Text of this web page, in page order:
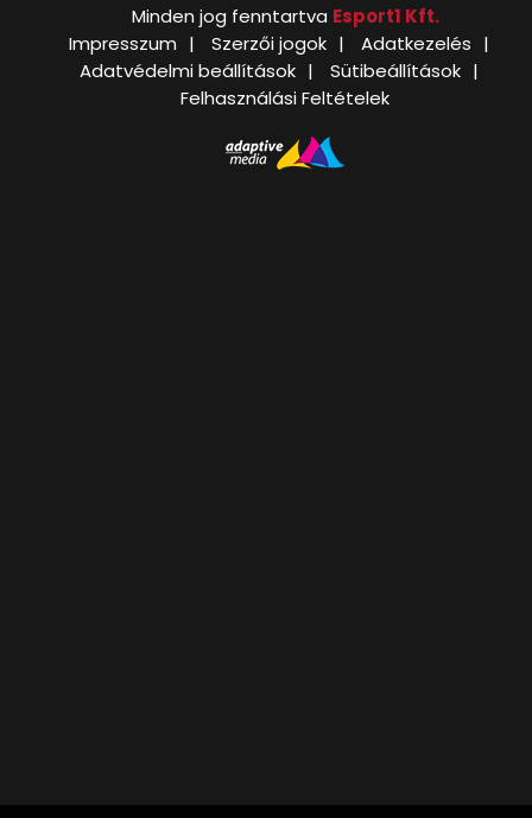
Minden jog fenntartva Esport1 Kft.
Impresszum
Szerzői jogok
Adatkezelés
Adatvédelmi beállítások
Sütibeállítások
Felhasználási Feltételek